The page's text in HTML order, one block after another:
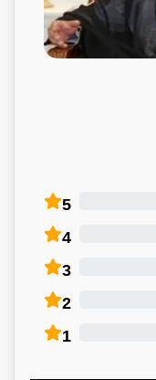
5
4
3
2
1